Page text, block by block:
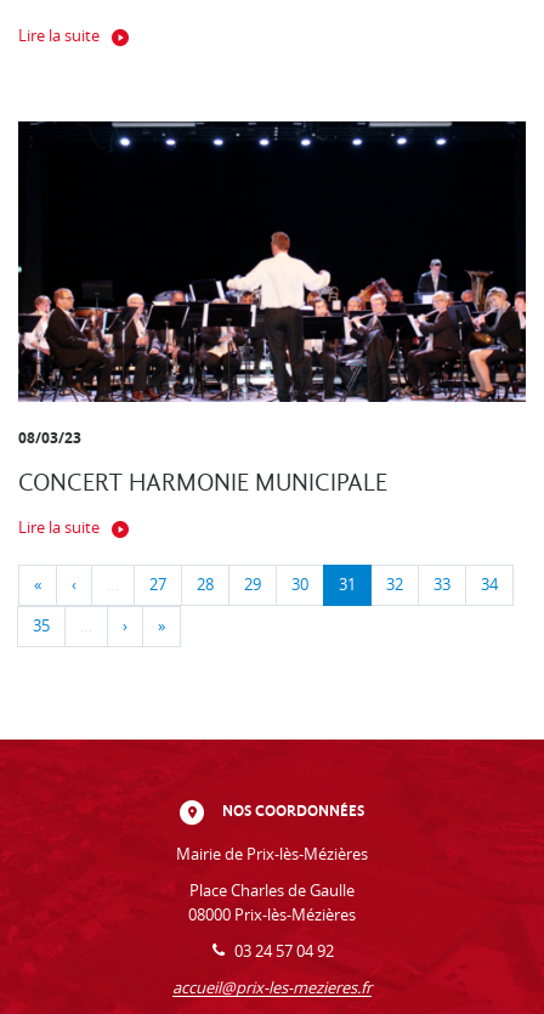
Lire la suite
08/03/23
CONCERT HARMONIE MUNICIPALE
Lire la suite
« ‹ … 27 28 29 30 31 32 33 34
35 … › »
NOS COORDONNÉES
Mairie de Prix-lès-Mézières
Place Charles de Gaulle
08000 Prix-lès-Mézières
03 24 57 04 92
accueil@prix-les-mezieres.fr